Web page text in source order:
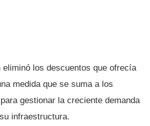
eliminó los descuentos que ofrecía
medida que se suma a los
gestionar la creciente demanda
infraestructura.